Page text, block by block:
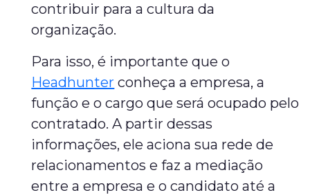
contribuir para a cultura da
organização.
Para isso, é importante que o
Headhunter conheça a empresa, a
função e o cargo que será ocupado pelo
contratado. A partir dessas
informações, ele aciona sua rede de
relacionamentos e faz a mediação
entre a empresa e o candidato até a